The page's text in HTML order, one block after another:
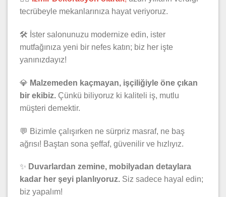
tecrübeyle mekanlarınıza hayat veriyoruz.
🛠️ İster salonunuzu modernize edin, ister
mutfağınıza yeni bir nefes katın; biz her işte
yanınızdayız!
💎 Malzemeden kaçmayan, işçiliğiyle öne çıkan
bir ekibiz. Çünkü biliyoruz ki kaliteli iş, mutlu
müşteri demektir.
💬 Bizimle çalışırken ne sürpriz masraf, ne baş
ağrısı! Baştan sona şeffaf, güvenilir ve hızlıyız.
✨ Duvarlardan zemine, mobilyadan detaylara
kadar her şeyi planlıyoruz. Siz sadece hayal edin;
biz yapalım!